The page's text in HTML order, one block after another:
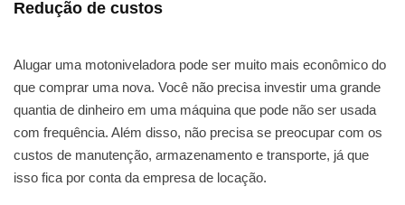
Redução de custos
Alugar uma motoniveladora pode ser muito mais econômico do
que comprar uma nova. Você não precisa investir uma grande
quantia de dinheiro em uma máquina que pode não ser usada
com frequência. Além disso, não precisa se preocupar com os
custos de manutenção, armazenamento e transporte, já que
isso fica por conta da empresa de locação.